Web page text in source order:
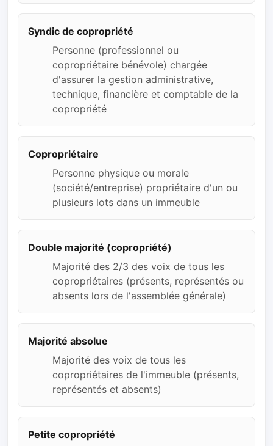
Syndic de copropriété
Personne (professionnel ou
copropriétaire bénévole) chargée
d'assurer la gestion administrative,
technique, financière et comptable de la
copropriété
Copropriétaire
Personne physique ou morale
(société/entreprise) propriétaire d'un ou
plusieurs lots dans un immeuble
Double majorité (copropriété)
Majorité des 2/3 des voix de tous les
copropriétaires (présents, représentés ou
absents lors de l'assemblée générale)
Majorité absolue
Majorité des voix de tous les
copropriétaires de l'immeuble (présents,
représentés et absents)
Petite copropriété